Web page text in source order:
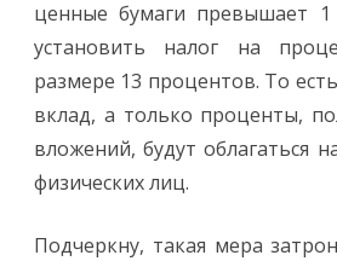
ценные бумаги превышает 1
установить налог на
размере 13 процентов. То
вклад, а только проценты,
вложений, будут облагаться
физических лиц.
Подчеркну, такая мера